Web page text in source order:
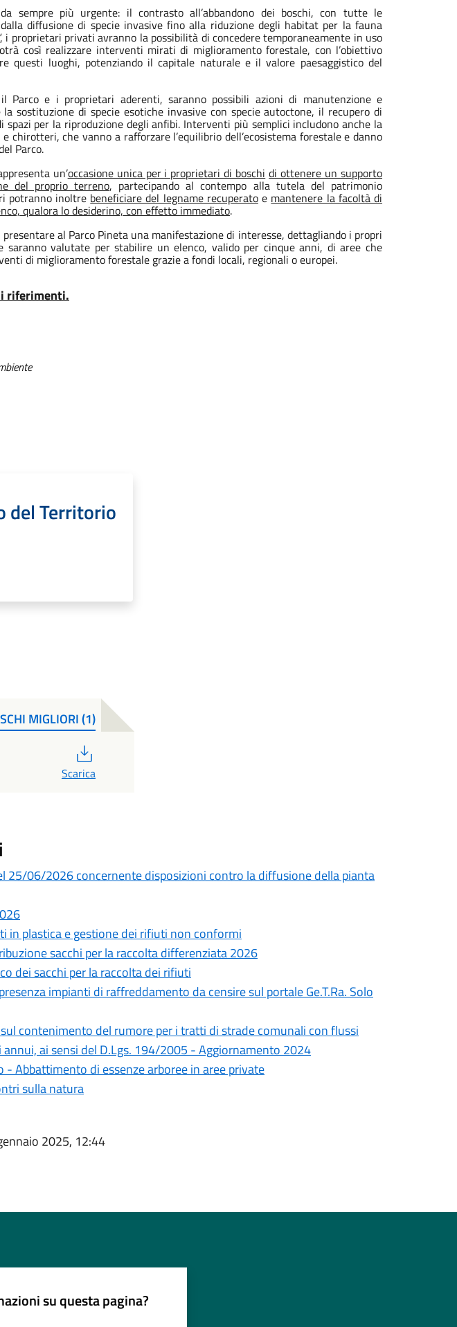
sempre più urgente: il contrasto all’abbandono dei boschi, con tutte le
diffusione di specie invasive fino alla riduzione degli habitat per la fauna
i proprietari privati avranno la possibilità di concedere temporaneamente in uso
così realizzare interventi mirati di miglioramento forestale, con l’obiettivo
questi luoghi, potenziando il capitale naturale e il valore paesaggistico del
Parco e i proprietari aderenti, saranno possibili azioni di manutenzione e
la sostituzione di specie esotiche invasive con specie autoctone, il recupero di
spazi per la riproduzione degli anfibi. Interventi più semplici includono anche la
chirotteri, che vanno a rafforzare l’equilibrio dell’ecosistema forestale e danno
Parco.
un’occasione unica per i proprietari di boschi di ottenere un supporto
del proprio terreno, partecipando al contempo alla tutela del patrimonio
potranno inoltre beneficiare del legname recuperatoe mantenere la facoltà di
qualora lo desiderino, con effetto immediato.
al Parco Pineta una manifestazione di interesse, dettagliando i propri
saranno valutate per stabilire un elenco, valido per cinque anni, di aree che
di miglioramento forestale grazie a fondi locali, regionali o europei.
riferimenti.
del Territorio
MIGLIORI (1)
Scarica
25/06/2026 concernente disposizioni contro la diffusione della pianta
in plastica e gestione dei rifiuti non conformi
sacchi per la raccolta differenziata 2026
dei sacchi per la raccolta dei rifiuti
impianti di raffreddamento da censire sul portale Ge.T.Ra. Solo
contenimento del rumore per i tratti di strade comunali con flussi
ai sensi del D.Lgs. 194/2005 - Aggiornamento 2024
- Abbattimento di essenze arboree in aree private
sulla natura
2025, 12:44
su questa pagina?